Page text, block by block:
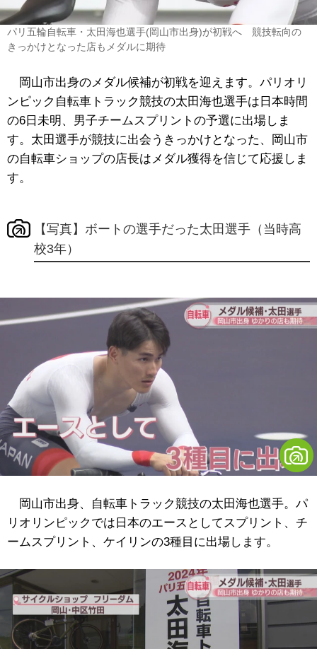
パリ五輪自転車・太田海也選手(岡山市出身)が初戦へ 競技転向の
きっかけとなった店もメダルに期待
岡山市出身のメダル候補が初戦を迎えます。パリオリ
ンピック自転車トラック競技の太田海也選手は日本時間
の6日未明、男子チームスプリントの予選に出場しま
す。太田選手が競技に出会うきっかけとなった、岡山市
の自転車ショップの店長はメダル獲得を信じて応援しま
す。
【写真】ボートの選手だった太田選手（当時高
校3年）
岡山市出身、自転車トラック競技の太田海也選手。パ
リオリンピックでは日本のエースとしてスプリント、チ
ームスプリント、ケイリンの3種目に出場します。